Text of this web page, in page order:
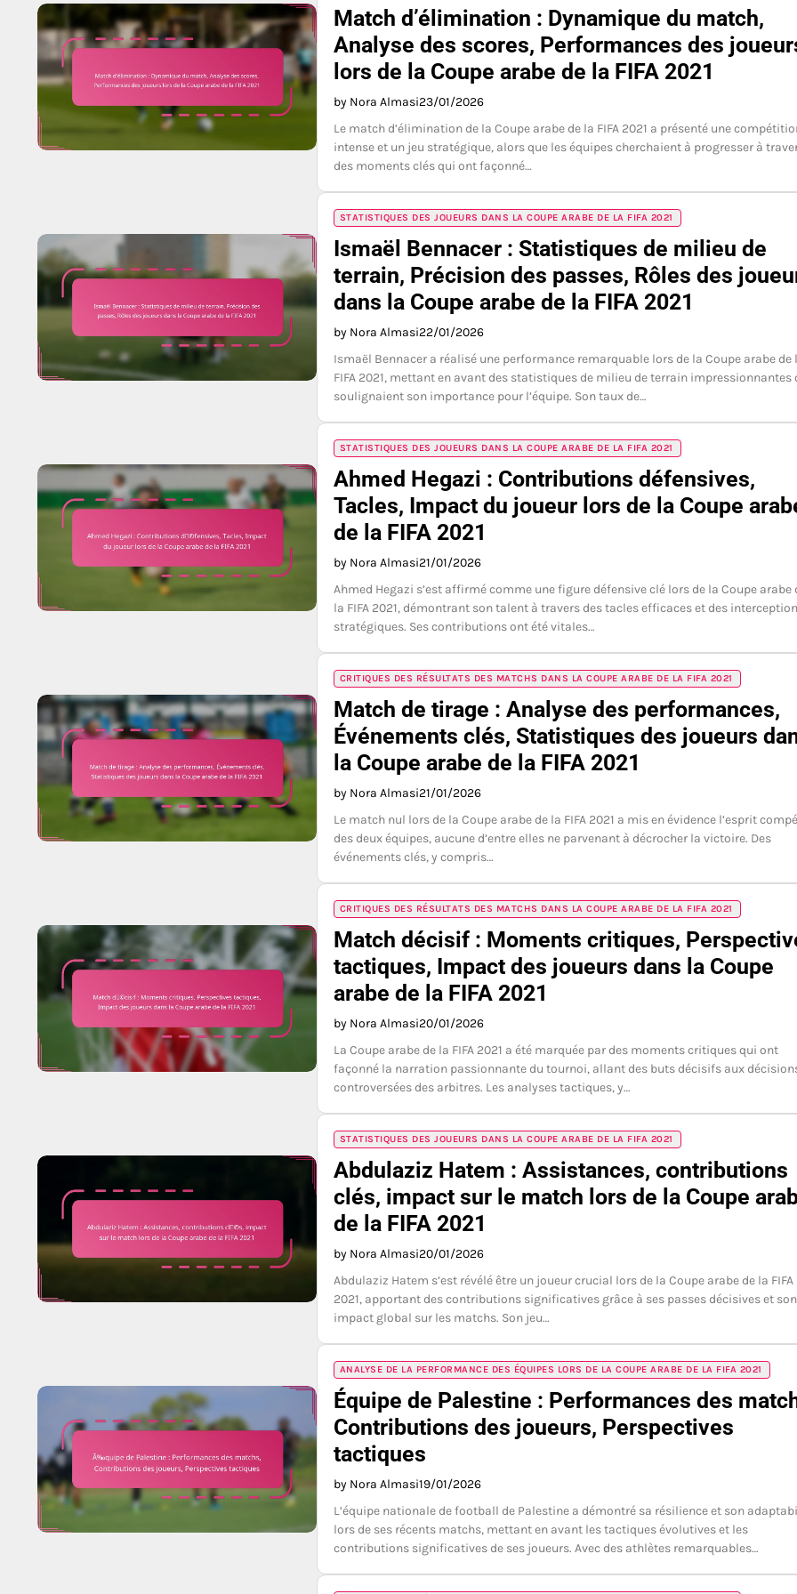
Match d’élimination : Dynamique du match,
Analyse des scores, Performances des
lors de la Coupe arabe de la FIFA 2021
by Nora Almasi23/01/2026
Le match d’élimination de la Coupe arabe de la FIFA 2021 a présenté une
intense et un jeu stratégique, alors que les équipes cherchaient à progresser à
des moments clés qui ont façonné…
STATISTIQUES DES JOUEURS DANS LA COUPE ARABE DE LA FIFA 2021
Ismaël Bennacer : Statistiques de milieu de
terrain, Précision des passes, Rôles des
dans la Coupe arabe de la FIFA 2021
by Nora Almasi22/01/2026
Ismaël Bennacer a réalisé une performance remarquable lors de la Coupe arabe de
FIFA 2021, mettant en avant des statistiques de milieu de terrain impressionnantes
soulignaient son importance pour l’équipe. Son taux de…
STATISTIQUES DES JOUEURS DANS LA COUPE ARABE DE LA FIFA 2021
Ahmed Hegazi : Contributions défensives,
Tacles, Impact du joueur lors de la Coupe
de la FIFA 2021
by Nora Almasi21/01/2026
Ahmed Hegazi s’est affirmé comme une figure défensive clé lors de la Coupe arabe
la FIFA 2021, démontrant son talent à travers des tacles efficaces et des
stratégiques. Ses contributions ont été vitales…
CRITIQUES DES RÉSULTATS DES MATCHS DANS LA COUPE ARABE DE LA FIFA 2021
Match de tirage : Analyse des performances,
Événements clés, Statistiques des joueurs
la Coupe arabe de la FIFA 2021
by Nora Almasi21/01/2026
Le match nul lors de la Coupe arabe de la FIFA 2021 a mis en évidence l’esprit
des deux équipes, aucune d’entre elles ne parvenant à décrocher la victoire. Des
événements clés, y compris…
CRITIQUES DES RÉSULTATS DES MATCHS DANS LA COUPE ARABE DE LA FIFA 2021
Match décisif : Moments critiques,
tactiques, Impact des joueurs dans la Coupe
arabe de la FIFA 2021
by Nora Almasi20/01/2026
La Coupe arabe de la FIFA 2021 a été marquée par des moments critiques qui ont
façonné la narration passionnante du tournoi, allant des buts décisifs aux
controversées des arbitres. Les analyses tactiques, y…
STATISTIQUES DES JOUEURS DANS LA COUPE ARABE DE LA FIFA 2021
Abdulaziz Hatem : Assistances, contributions
clés, impact sur le match lors de la Coupe
de la FIFA 2021
by Nora Almasi20/01/2026
Abdulaziz Hatem s’est révélé être un joueur crucial lors de la Coupe arabe de la FIFA
2021, apportant des contributions significatives grâce à ses passes décisives et son
impact global sur les matchs. Son jeu…
ANALYSE DE LA PERFORMANCE DES ÉQUIPES LORS DE LA COUPE ARABE DE LA FIFA 2021
Équipe de Palestine : Performances des
Contributions des joueurs, Perspectives
tactiques
by Nora Almasi19/01/2026
L’équipe nationale de football de Palestine a démontré sa résilience et son
lors de ses récents matchs, mettant en avant les tactiques évolutives et les
contributions significatives de ses joueurs. Avec des athlètes remarquables…